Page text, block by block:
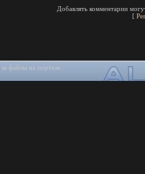
Добавлять комментарии
[
за файлы на портале.